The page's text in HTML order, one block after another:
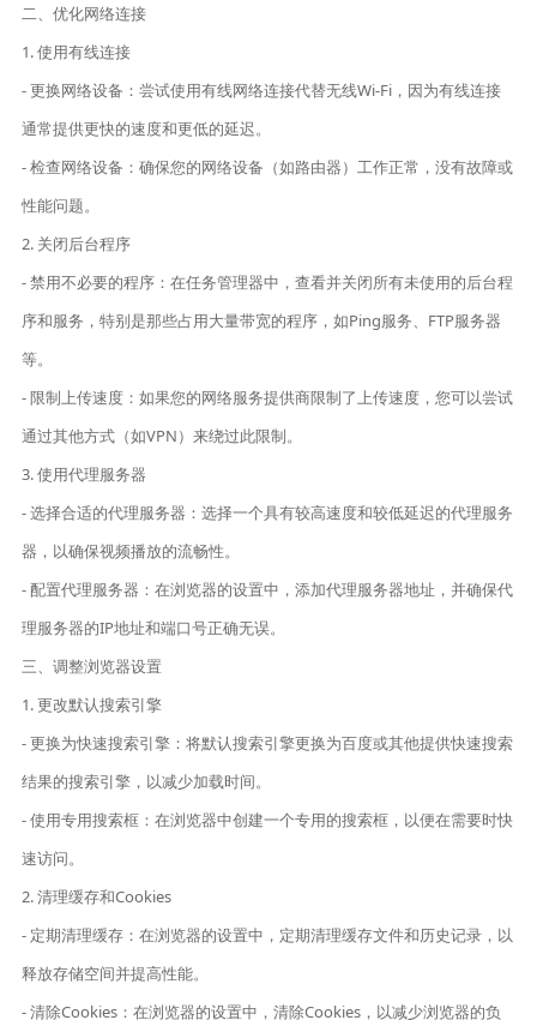
二、优化网络连接
1. 使用有线连接
- 更换网络设备：尝试使用有线网络连接代替无线Wi-Fi，因为有线连接
通常提供更快的速度和更低的延迟。
- 检查网络设备：确保您的网络设备（如路由器）工作正常，没有故障或
性能问题。
2. 关闭后台程序
- 禁用不必要的程序：在任务管理器中，查看并关闭所有未使用的后台程
序和服务，特别是那些占用大量带宽的程序，如Ping服务、FTP服务器
等。
- 限制上传速度：如果您的网络服务提供商限制了上传速度，您可以尝试
通过其他方式（如VPN）来绕过此限制。
3. 使用代理服务器
- 选择合适的代理服务器：选择一个具有较高速度和较低延迟的代理服务
器，以确保视频播放的流畅性。
- 配置代理服务器：在浏览器的设置中，添加代理服务器地址，并确保代
理服务器的IP地址和端口号正确无误。
三、调整浏览器设置
1. 更改默认搜索引擎
- 更换为快速搜索引擎：将默认搜索引擎更换为百度或其他提供快速搜索
结果的搜索引擎，以减少加载时间。
- 使用专用搜索框：在浏览器中创建一个专用的搜索框，以便在需要时快
速访问。
2. 清理缓存和Cookies
- 定期清理缓存：在浏览器的设置中，定期清理缓存文件和历史记录，以
释放存储空间并提高性能。
- 清除Cookies：在浏览器的设置中，清除Cookies，以减少浏览器的负